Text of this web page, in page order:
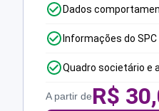
Dados
Informações do SPC
Quadro societário e
A partir deR$